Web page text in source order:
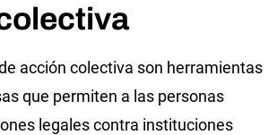
acción colectiva son herramientas
que permiten a las personas
legales contra instituciones